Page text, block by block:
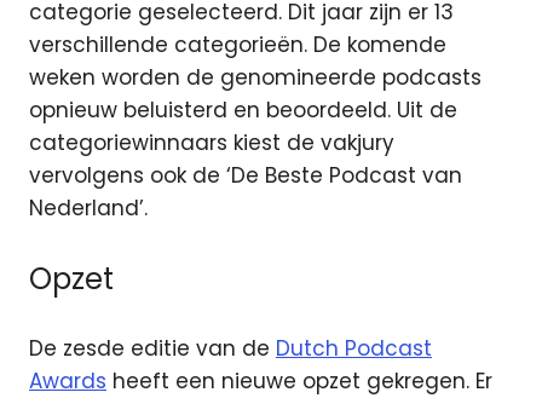
categorie geselecteerd. Dit jaar zijn er 13
verschillende categorieën. De komende
weken worden de genomineerde podcasts
opnieuw beluisterd en beoordeeld. Uit de
categoriewinnaars kiest de vakjury
vervolgens ook de ‘De Beste Podcast van
Nederland’.
Opzet
De zesde editie van de Dutch Podcast
Awards heeft een nieuwe opzet gekregen. Er